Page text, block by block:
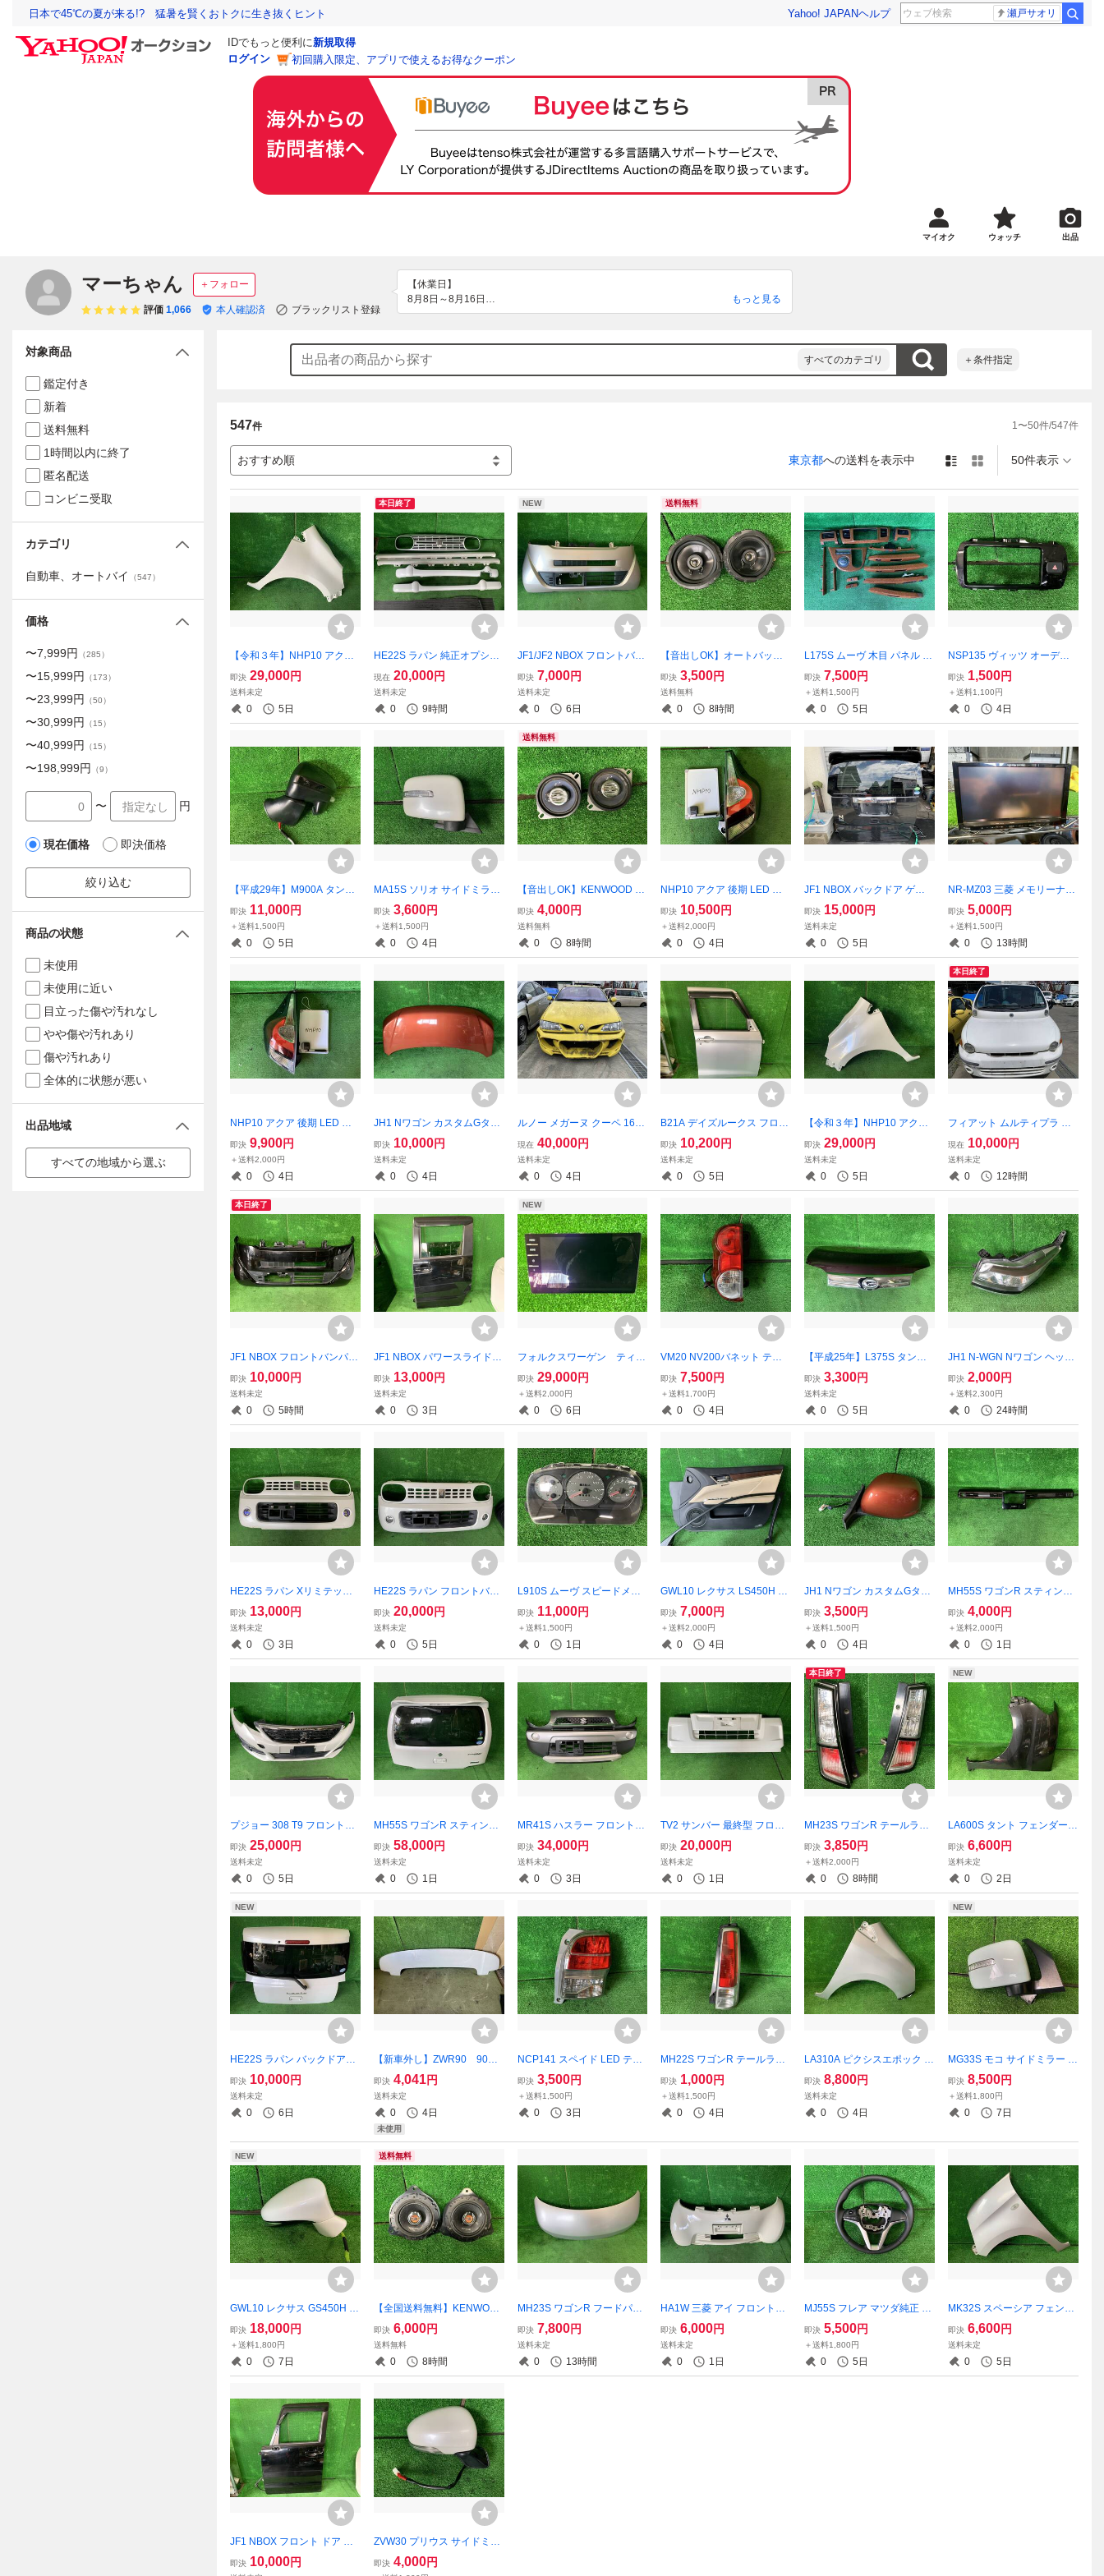
日本で45℃の夏が来る!? 猛暑を賢くおトクに生き抜くヒント Yahoo! JAPANヘルプ 瀬戸サオリ
IDでもっと便利に新規取得
ログイン
初回購入限定、アプリで使えるお得なクーポン
マイオク ウォッチ 出品
マーちゃん ＋フォロー
評価 1,066 本人確認済 ブラックリスト登録
【休業日】
8月8日～8月16日
ただし、繁忙期・体調不良により対応できない場合ございます。特に連休明けなどは
即日発送できませんのでご了承ください。
商品説明欄には「土曜日はご相談により対応可能」と記載しておりますが、以前は土
曜日も営業しておりましたため、そのままの記載となっております。
現在は土日休業となっておりますので、誠に申し訳ございませんが、土曜日の対応は
いたしかねます。
もっと見る
すべてのカテゴリ ＋条件指定
547件 1〜50件/547件
おすすめ順 東京都への送料を表示中 50件表示
【令和３年】NHP10 アクア
後期 フェンダー 右 070 ホワ
イトパール 53811-52521
即決 29,000円
送料未定
0 5日
本日終了
HE22S ラパン 純正オプショ
ン エアロ グリル サイドステ
ップ スポイラー セット 個人
宅支店止め
現在 20,000円
送料未定
0 9時間
NEW
JF1/JF2 NBOX フロントバン
パー R546M ピンクメタリッ
ク 71101-TY0-000ZC
即決 7,000円
送料未定
0 6日
送料無料
【音出しOK】オートバック
ス プロトーン VSP-16 16cm
スピーカー 2way 【送料無
料】
即決 3,500円
送料無料
0 8時間
L175S ムーヴ 木目 パネル セ
ット
即決 7,500円
＋送料1,500円
0 5日
NSP135 ヴィッツ オーディ
オパネル ハザードスイッチ
即決 1,500円
＋送料1,100円
0 4日
【平成29年】M900A タンク
サイドミラー 左 X07 ブラッ
クマイカ 87940-B1440
即決 11,000円
＋送料1,500円
0 5日
MA15S ソリオ サイドミラー
右 Z7T パールホワイト 8470
1-82K46-Z7T
即決 3,600円
＋送料1,500円
0 4日
送料無料
【音出しOK】KENWOOD KF
C-RT100 10cm スピーカー 8
0W 4Ω 【送料無料】検：ケ
ンウッド
即決 4,000円
送料無料
0 8時間
NHP10 アクア 後期 LED テ
ールランプ テールライト 右
スタンレー 52-309 点灯OK
即決 10,500円
＋送料2,000円
0 4日
JF1 NBOX バックドア ゲー
ト NH850 スマートブラック
68100-TY0-010ZZ
即決 15,000円
送料未定
0 5日
NR-MZ03 三菱 メモリーナビ
地図2014年
即決 5,000円
＋送料1,500円
0 13時間
NHP10 アクア 後期 LED テ
ールランプ テールライト 左
スタンレー 52-309 点灯OK
即決 9,900円
＋送料2,000円
0 4日
JH1 Nワゴン カスタムGター
ボパッケージ フードパネル
ボンネット YR610M オレン
ジメタリック 60100-T6G-00
0ZZ
即決 10,000円
送料未定
0 4日
ルノー メガーヌ クーペ 16V
RENAULT エアロ ３点セット
フロントバンパー サイドス
カート リアバンパー 即日発
送不可 個人宅支店止め
現在 40,000円
送料未定
0 4日
B21A デイズルークス フロン
ト ドア 右 前 A31 クー
ルシルバー 80100-6A00M
即決 10,200円
送料未定
0 5日
【令和３年】NHP10 アクア
後期 フェンダー 左 070 ホワ
イトパール 53812-52521
即決 29,000円
送料未定
0 5日
本日終了
フィアット ムルティプラ バ
ンパー ガラス バックドア 内
装
現在 10,000円
送料未定
0 12時間
本日終了
JF1 NBOX フロントバンパー
NH850 スマートブラック 71
101-TYO-000ZP
即決 10,000円
送料未定
0 5時間
JF1 NBOX パワースライドド
ア リア ドア 左 後ろ NH850
スマートブラック 67550-TY
0-901ZZ
即決 13,000円
送料未定
0 3日
NEW
フォルクスワーゲン ティグ
アン ナビ ディスプレイ
5G6919606
即決 29,000円
＋送料2,000円
0 6日
VM20 NV200バネット テー
ルランプ 左 イチコー T002
即決 7,500円
＋送料1,700円
0 4日
【平成25年】L375S タント
フードパネル ボンネット R4
9 スティックレッドクリスタ
ル 53301-B2342
即決 3,300円
送料未定
0 5日
JH1 N-WGN Nワゴン ヘッド
ライト 左 コイト 100-62161
即決 2,000円
＋送料2,300円
0 24時間
HE22S ラパン Xリミテッド
フロントバンパー F フォグ Z
7T パールホワイト 57711-85
K10
即決 13,000円
送料未定
0 3日
HE22S ラパン フロントバン
パー フォグ グリル Z7T パー
ルホワイト 57300-85K00
即決 20,000円
送料未定
0 5日
L910S ムーヴ スピードメー
ター タコメーター カスタム
120000km
即決 11,000円
＋送料1,500円
0 1日
GWL10 レクサス LS450H ド
アトリム 内張り 内装 運転席
個人宅支店止め
即決 7,000円
＋送料2,000円
0 4日
JH1 Nワゴン カスタムGター
ボパッケージ サイドミラー
左 YR610M オレンジメタリ
ック 9ピン 76258-T6G-J61
即決 3,500円
＋送料1,500円
0 4日
MH55S ワゴンR スティング
レー オーディオパネル イン
パネ 送風口
即決 4,000円
＋送料2,000円
0 1日
プジョー 308 T9 フロントバ
ンパー グリル ASSY ホワイ
ト ZWE
即決 25,000円
送料未定
0 5日
MH55S ワゴンR スティング
レー バックドア ゲート ASS
Y ガラス・トリム ZVR ホワ
イトパール 69100-63R10
即決 58,000円
送料未定
0 1日
MR41S ハスラー フロントバ
ンパー F ZVD クールカーキ 7
1711-65P00-5PK
即決 34,000円
送料未定
0 3日
TV2 サンバー 最終型 フロン
トバンパー 白 59M 57703TC
280WO
即決 20,000円
送料未定
0 1日
本日終了
MH23S ワゴンR テールラン
プ テールライト 左右 社外カ
バー付き トーカイデンソー 3
5603-70K
即決 3,850円
＋送料2,000円
0 8時間
NEW
LA600S タント フェンダー
左 X07 ブラックマイカ 5380
2-B2042
即決 6,600円
送料未定
0 2日
NEW
HE22S ラパン バックドア
ゲート Z7T 84701-85K42-
Z7T
即決 10,000円
送料未定
0 6日
【新車外し】ZWR90 90
系 ノア ヴォクシー リア
スポイラー 色：070 パー
ルホワイト 76085-V1010
即決 4,041円
送料未定
0 4日
未使用
NCP141 スペイド LED テー
ルライト テールランプ 右 ス
タンレー 52-262
即決 3,500円
＋送料1,500円
0 3日
MH22S ワゴンR テールラン
プ 右 トーカイデンソー 3560
3-58J3R
即決 1,000円
＋送料1,500円
0 4日
LA310A ピクシスエポック フ
ェンダー 右 S28 シルバー 53
811-B2471
即決 8,800円
送料未定
0 4日
NEW
MG33S モコ サイドミラー 右
ZKT アクアメタリック 9630
1-4A12K
即決 8,500円
＋送料1,800円
0 7日
NEW
GWL10 レクサス GS450H サ
イドミラー 右 077 ホワイト
パールクリスタルシャイン 8
7910-30C90-A0
即決 18,000円
＋送料1,800円
0 7日
送料無料
【全国送料無料】KENWOO
D KFC-RS163 16cm スピー
カー 2way 150W 4Ω 【音出
しOK】
即決 6,000円
送料無料
0 8時間
MH23S ワゴンR フードパネ
ル Z2S シルバー 57300-70K
00
即決 7,800円
送料未定
0 13時間
HA1W 三菱 アイ フロントバ
ンパー S14 ベージュ
即決 6,000円
送料未定
0 1日
MJ55S フレア マツダ純正 レ
ザーステアリング スイッチ
即決 5,500円
＋送料1,800円
0 5日
MK32S スペーシア フェンダ
ー 左 ターンランプ付き ZJG
ピンクパール 57711-81M00
即決 6,600円
送料未定
0 5日
JF1 NBOX フロント ドア 左
前 NH850 スマートブラック
67050-TY0-010ZZ
即決 10,000円
ZVW30 プリウス サイドミラ
ー 右 7ピン 070 パールホワ
イト 87910-47140 ムラカ
即決 4,000円
対象商品
鑑定付き
新着
送料無料
1時間以内に終了
匿名配送
コンビニ受取
カテゴリ
自動車、オートバイ （547）
価格
〜7,999円 （285）
〜15,999円 （173）
〜23,999円 （50）
〜30,999円 （15）
〜40,999円 （15）
〜198,999円 （9）
〜 円
現在価格 即決価格
絞り込む
商品の状態
未使用
未使用に近い
目立った傷や汚れなし
やや傷や汚れあり
傷や汚れあり
全体的に状態が悪い
出品地域
すべての地域から選ぶ